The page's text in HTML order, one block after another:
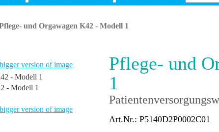
und Orgawagen K42 - Modell 1
Pflege- und
1
Art.Nr.: P5140D2P0002C01
version of image
- Modell 1
version of image